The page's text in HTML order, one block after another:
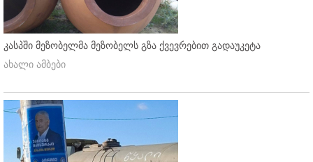
კასპში მეზობელმა მეზობელს გზა ქვევრებით გადაუკეტა
ახალი ამბები